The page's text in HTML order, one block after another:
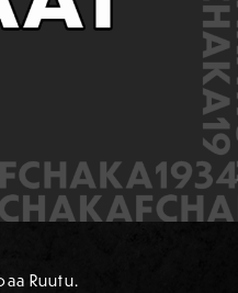
Ruutu.